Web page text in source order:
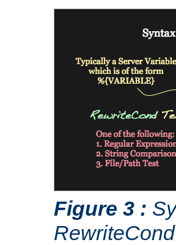
Figure 3 :
RewriteCond